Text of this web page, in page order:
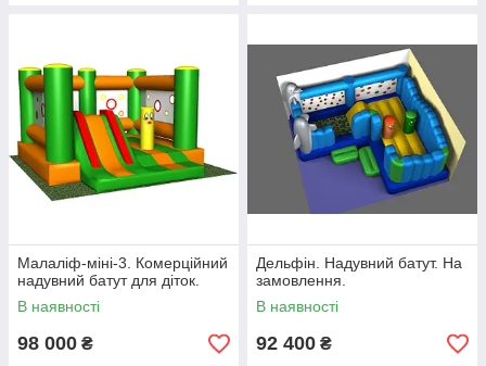
Малаліф-міні-3. Комерційний
надувний батут для діток.
В наявності
98 000 ₴
Дельфін. Надувний батут. На
замовлення.
В наявності
92 400 ₴